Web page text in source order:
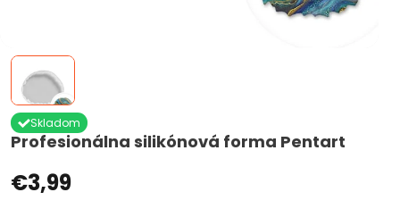
Profesionálna silikónová forma Pentart
Skladom
€3,99